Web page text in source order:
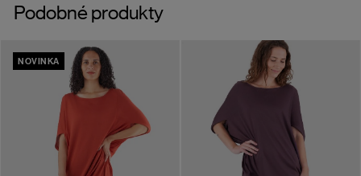
Podobné produkty
NOVINKA